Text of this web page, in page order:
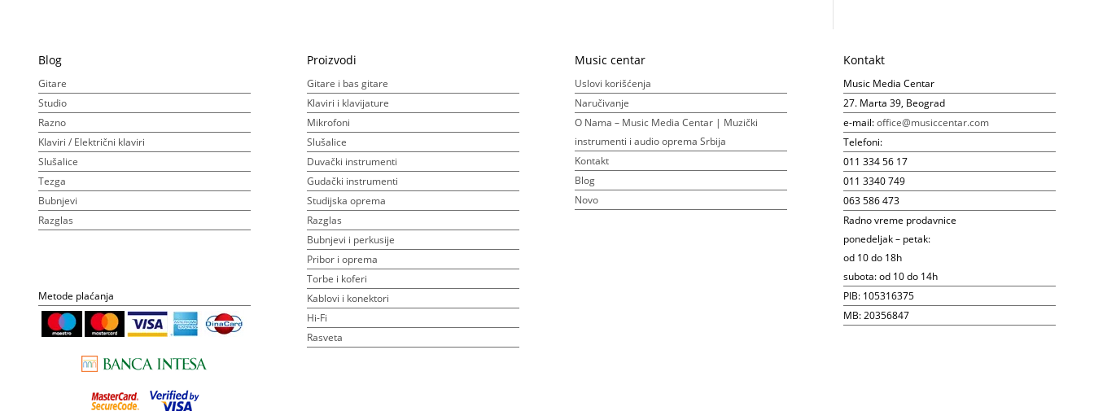
Blog
Gitare
Studio
Razno
Klaviri / Električni klaviri
Slušalice
Tezga
Bubnjevi
Razglas
Metode plaćanja
Proizvodi
Gitare i bas gitare
Klaviri i klavijature
Mikrofoni
Slušalice
Duvački instrumenti
Gudački instrumenti
Studijska oprema
Razglas
Bubnjevi i perkusije
Pribor i oprema
Torbe i koferi
Kablovi i konektori
Hi-Fi
Rasveta
Music centar
Uslovi korišćenja
Naručivanje
O Nama – Music Media Centar | Muzički
instrumenti i audio oprema Srbija
Kontakt
Blog
Novo
Kontakt
Music Media Centar
27. Marta 39, Beograd
e-mail:office@musiccentar.com
Telefoni:
011 334 56 17
011 3340 749
063 586 473
Radno vreme prodavnice
ponedeljak – petak:
od 10 do 18h
subota: od 10 do 14h
PIB: 105316375
MB: 20356847